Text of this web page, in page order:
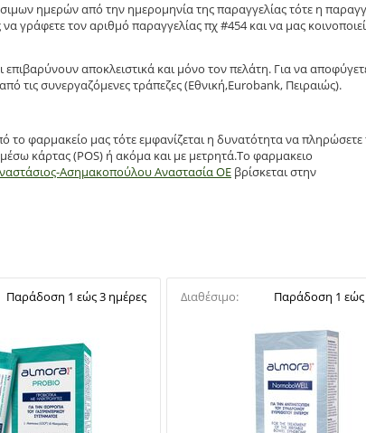
ημερών από την ημερομηνία της παραγγελίας τότε η
γράφετε τον αριθμό παραγγελίας πχ #454 και να μας
αποκλειστικά και μόνο τον πελάτη. Για να
τις συνεργαζόμενες τράπεζες (Εθνική,Eurobank, Πειραιώς).
το φαρμακείο μας τότε εμφανίζεται η δυνατότητα να πληρώσετε
κάρτας (POS) ή ακόμα και με μετρητά.Το φαρμακειο
Ασημακοπούλου Αναστασία ΟΕ βρίσκεται στην
Παράδοση 1 εώς 3 ημέρες Διαθέσιμο: Παράδοση 1 εώς